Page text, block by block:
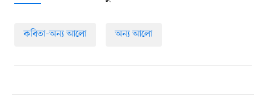
কবিতা-অন্য আলো অন্য আলো